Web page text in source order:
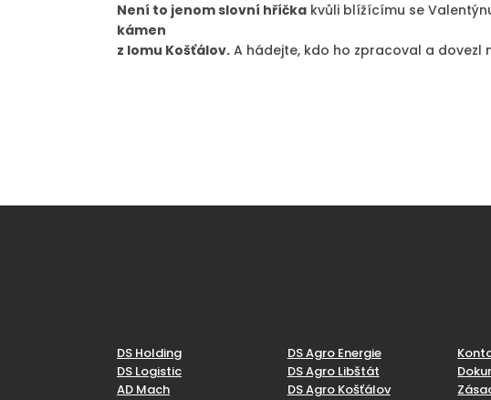
Není to jenom slovní hříčka kvůli blížícímu se
kámen
z lomu Košťálov. A hádejte, kdo ho zpracoval a dovezl
DS Holding
DS Logistic
AD Mach
DS Agro Energie
DS Agro Libštát
DS Agro Košťálov